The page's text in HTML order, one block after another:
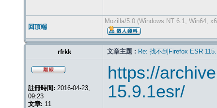
回頂端
Mozilla/5.0 (Windows NT 6.1; Win64;
rfrkk 文章主題 : Re: 找不到Firefox ESR
註冊時間: 2016-04-23,
09:23
文章: 11
https://
15.9.1esr/